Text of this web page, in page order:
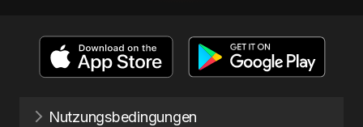
Nutzungsbedingungen